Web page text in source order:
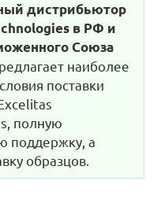
дистрибьютор
в РФ и
Союза
наиболее
поставки
полную
поддержку, а
образцов.